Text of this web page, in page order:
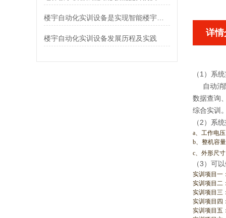
楼宇自动化实训设备发展历程及实践
详
（1）系
自动
数据查询
综合实训。
（2）系
a、工作电
b、整机容
c、外形尺
（3）可
实训项目一
实训项目二
实训项目三
实训项目四
实训项目五